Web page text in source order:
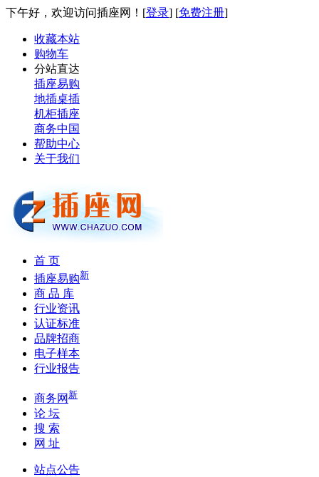
下午好，欢迎访问插座网！[登录] [免费注册]
收藏本站
购物车
分站直达
插座易购
地插桌插
机柜插座
商务中国
帮助中心
关于我们
首 页
插座易购新
商 品 库
行业资讯
认证标准
品牌招商
电子样本
行业报告
商务网 新
论 坛
搜 索
网 址
站点公告